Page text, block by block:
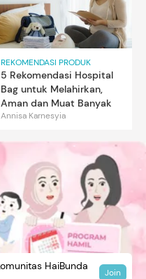
REKOMENDASI PRODUK
5 Rekomendasi Hospital
Bag untuk Melahirkan,
Aman dan Muat Banyak
Annisa Karnesyia
HaiBunda
Join